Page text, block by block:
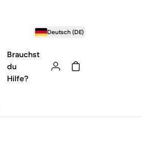
Deutsch (DE)
Brauchst
du
Hilfe?